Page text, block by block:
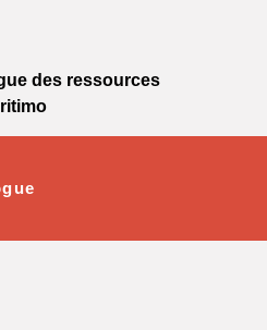
des ressources